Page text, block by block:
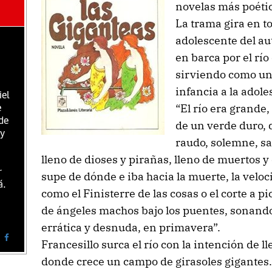
novelas más
La trama gira en
adolescente del
en barca por el
sirviendo como
infancia a la
“El río era
de un verde duro,
raudo, solemne,
lleno de dioses y pirañas, lleno de muertos
supe de dónde e iba hacia la muerte, la
como el Finisterre de las cosas o el corte a
de ángeles machos bajo los puentes,
errática y desnuda, en primavera”.
Francesillo surca el río con la intención de
donde crece un campo de girasoles